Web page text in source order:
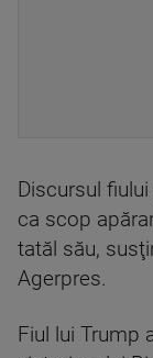
Discursul
ca scop
tatăl său,
Agerpres.
Fiul lui Trump